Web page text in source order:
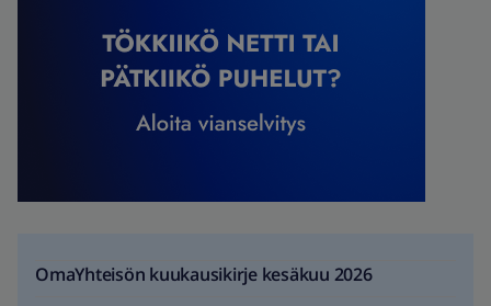
OmaYhteisön kuukausikirje kesäkuu 2026